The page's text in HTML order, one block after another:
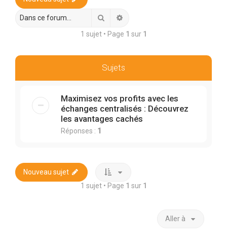
r
Rechercher
1 sujet • Page 1 sur 1
Sujets
Maximisez vos profits avec les
échanges centralisés : Découvrez
les avantages cachés
Réponses : 1
Nouveau sujet
1 sujet • Page 1 sur 1
Aller à